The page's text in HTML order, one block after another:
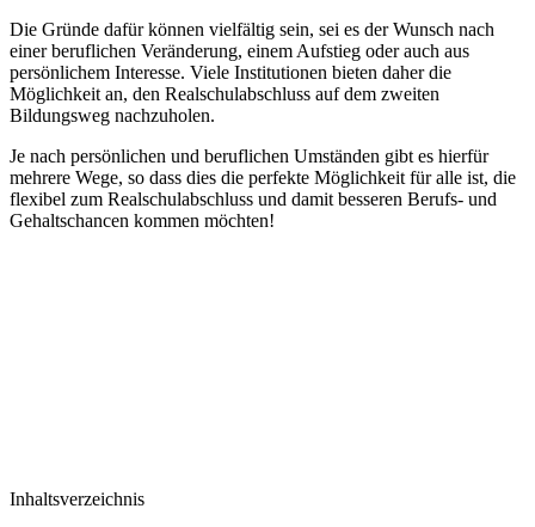
Die Gründe dafür können vielfältig sein, sei es der Wunsch nach
einer beruflichen Veränderung, einem Aufstieg oder auch aus
persönlichem Interesse. Viele Institutionen bieten daher die
Möglichkeit an, den Realschulabschluss auf dem zweiten
Bildungsweg nachzuholen.
Je nach persönlichen und beruflichen Umständen gibt es hierfür
mehrere Wege, so dass dies die perfekte Möglichkeit für alle ist, die
flexibel zum Realschulabschluss und damit besseren Berufs- und
Gehaltschancen kommen möchten!
Inhaltsverzeichnis